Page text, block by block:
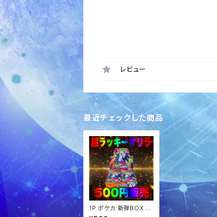
レビュー
最近チェックした商品
1P ポケカ 新弾BOX 超
ラッキーゲリラ オリパ